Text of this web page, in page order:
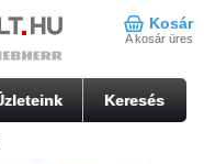
Kosár
A kosár üres
Keresés